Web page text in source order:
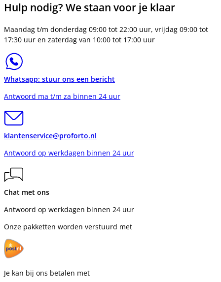
Hulp nodig? We staan voor je klaar
Maandag t/m donderdag 09:00 tot 22:00 uur, vrijdag 09:00 tot
17:30 uur en zaterdag van 10:00 tot 17:00 uur
Whatsapp: stuur ons een bericht
Antwoord ma t/m za binnen 24 uur
klantenservice@proforto.nl
Antwoord op werkdagen binnen 24 uur
Chat met ons
Antwoord op werkdagen binnen 24 uur
Onze pakketten worden verstuurd met
Je kan bij ons betalen met